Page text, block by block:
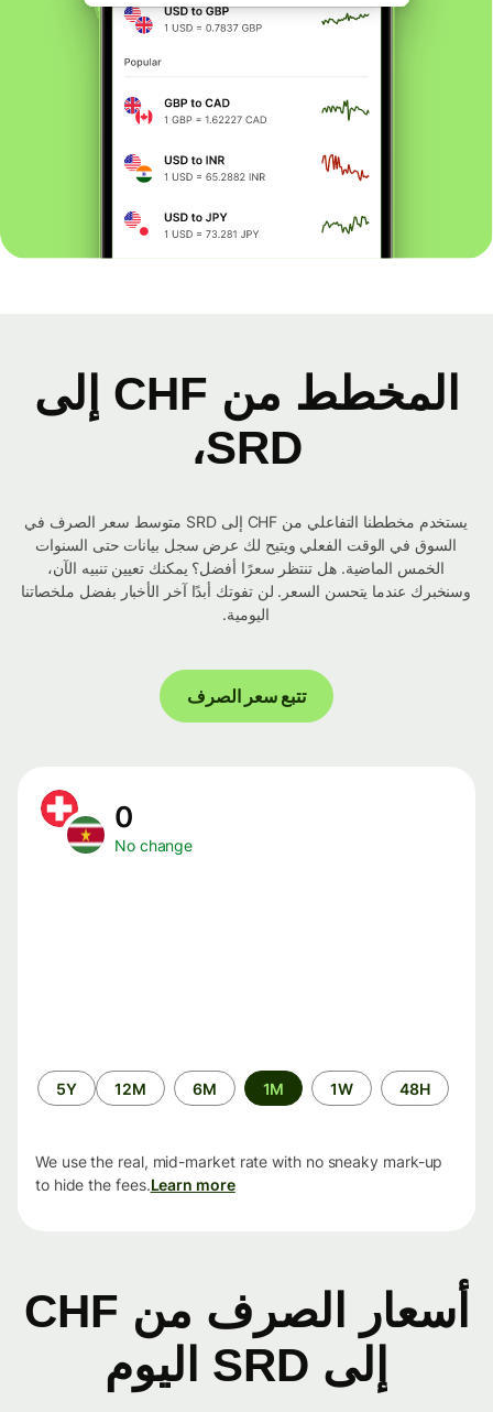
المخطط من CHF إلى
SRD،
يستخدم مخططنا التفاعلي من CHF إلى SRD متوسط ​​سعر الصرف في
السوق في الوقت الفعلي ويتيح لك عرض سجل بيانات حتى السنوات
الخمس الماضية. هل تنتظر سعرًا أفضل؟ يمكنك تعيين تنبيه الآن،
وسنخبرك عندما يتحسن السعر. لن تفوتك أبدًا آخر الأخبار بفضل ملخصاتنا
اليومية.
تتبع سعر الصرف
No change
الفترة
الزمنية
48H
1W
1M
6M
12M
5Y
We use the real, mid-market rate with no sneaky mark-up
to hide the fees.Learn more
أسعار الصرف من CHF
إلى SRD اليوم